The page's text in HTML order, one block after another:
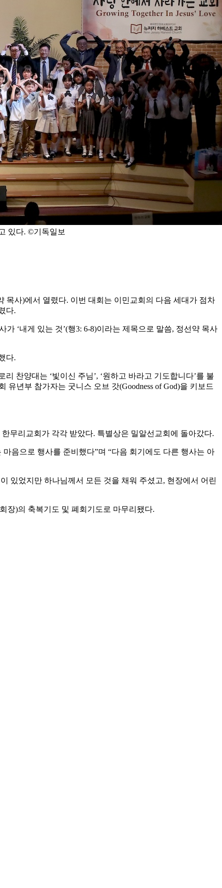
있다. ©기독일보
목사)에서 열렸다. 이번 대회는 이민교회의 다음 세대가 점차
다.
‘내게 있는 것’(행3: 6-8)이라는 제목으로 말씀, 정선약 목사
다.
찬양대는 ‘빛이신 주님’, ‘원하고 바라고 기도합니다’를 불
유년부 참가자는 굿니스 오브 갓(Goodness of God)을 키보드
무리교회가 각각 받았다. 특별상은 밀알선교회에 돌아갔다.
음으로 행사를 준비했다”며 “다음 회기에도 다른 행사는 아
있었지만 하나님께서 모든 것을 채워 주셨고, 현장에서 어린
장)의 축복기도 및 폐회기도로 마무리됐다.